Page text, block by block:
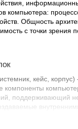
компьютера:
Общность
с точки зрения
кейс,
поддерживающий